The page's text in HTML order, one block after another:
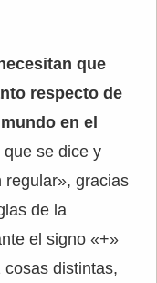
que
respecto de
en el
se dice y
regular», gracias
de la
el signo «+»
distintas,